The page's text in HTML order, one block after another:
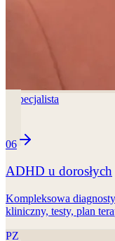
specjalista
06
ADHD u dorosłych
Kompleksowa
kliniczny, testy, plan
PZ